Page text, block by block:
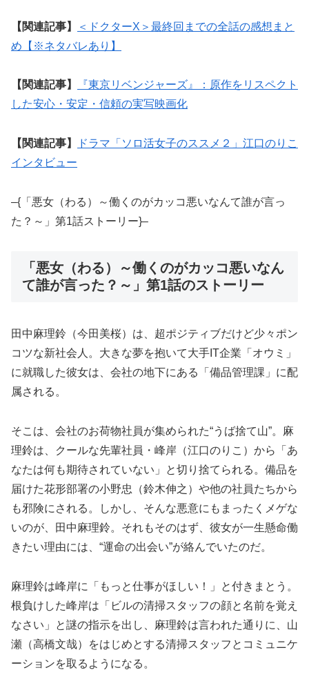
【関連記事】
＜ドクターX＞最終回までの全話の感想まと
め【※ネタバレあり】
【関連記事】
『東京リベンジャーズ』：原作をリスペクト
した安心・安定・信頼の実写映画化
【関連記事】
ドラマ「ソロ活女子のススメ２」江口のりこ
インタビュー
–{「悪女（わる）～働くのがカッコ悪いなんて誰が言っ
た？～」第1話ストーリー}–
「悪女（わる）～働くのがカッコ悪いなん
て誰が言った？～」第1話のストーリー
田中麻理鈴（今田美桜）は、超ポジティブだけど少々ポン
コツな新社会人。大きな夢を抱いて大手IT企業「オウミ」
に就職した彼女は、会社の地下にある「備品管理課」に配
属される。
そこは、会社のお荷物社員が集められた“うば捨て山”。麻
理鈴は、クールな先輩社員・峰岸（江口のりこ）から「あ
なたは何も期待されていない」と切り捨てられる。備品を
届けた花形部署の小野忠（鈴木伸之）や他の社員たちから
も邪険にされる。しかし、そんな悪意にもまったくメゲな
いのが、田中麻理鈴。それもそのはず、彼女が一生懸命働
きたい理由には、“運命の出会い”が絡んでいたのだ。
麻理鈴は峰岸に「もっと仕事がほしい！」と付きまとう。
根負けした峰岸は「ビルの清掃スタッフの顔と名前を覚え
なさい」と謎の指示を出し、麻理鈴は言われた通りに、山
瀬（高橋文哉）をはじめとする清掃スタッフとコミュニケ
ーションを取るようになる。